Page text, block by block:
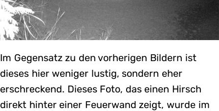
Im Gegensatz zu den vorherigen Bildern ist
dieses hier weniger lustig, sondern eher
erschreckend. Dieses Foto, das einen Hirsch
direkt hinter einer Feuerwand zeigt, wurde im